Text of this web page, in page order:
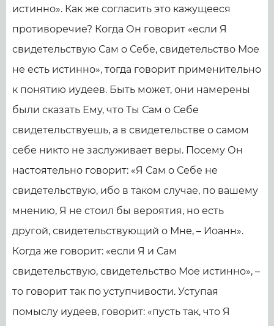
истинно». Как же согласить это кажущееся
противоречие? Когда Он говорит «если Я
свидетельствую Сам о Себе, свидетельство Мое
не есть истинно», тогда говорит применительно
к понятию иудеев. Быть может, они намерены
были сказать Ему, что Ты Сам о Себе
свидетельствуешь, а в свидетельстве о самом
себе никто не заслуживает веры. Посему Он
настоятельно говорит: «Я Сам о Себе не
свидетельствую, ибо в таком случае, по вашему
мнению, Я не стоил бы вероятия, но есть
другой, свидетельствующий о Мне, – Иоанн».
Когда же говорит: «если Я и Сам
свидетельствую, свидетельство Мое истинно», –
то говорит так по уступчивости. Уступая
помыслу иудеев, говорит: «пусть так, что Я